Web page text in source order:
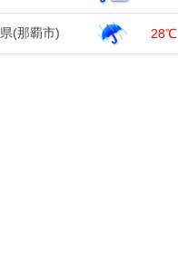
(那覇市) 28℃